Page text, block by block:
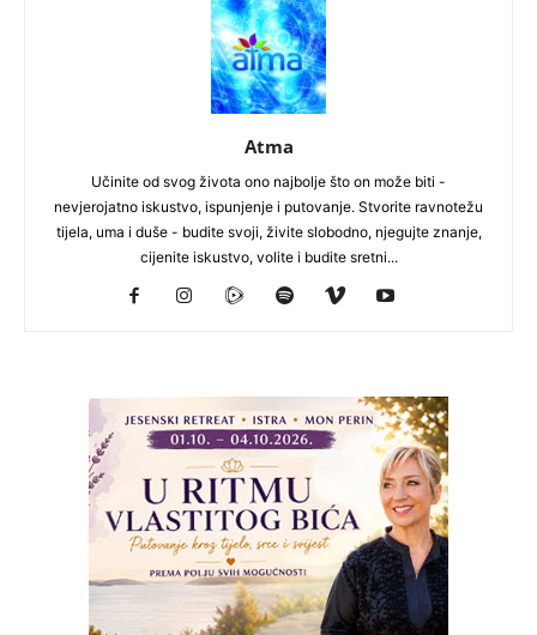
Atma
Učinite od svog života ono najbolje što on može biti -
nevjerojatno iskustvo, ispunjenje i putovanje. Stvorite ravnotežu
tijela, uma i duše - budite svoji, živite slobodno, njegujte znanje,
cijenite iskustvo, volite i budite sretni...